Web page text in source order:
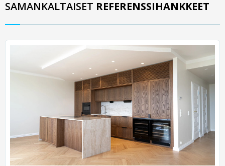
SAMANKALTAISET REFERENSSIHANKKEET